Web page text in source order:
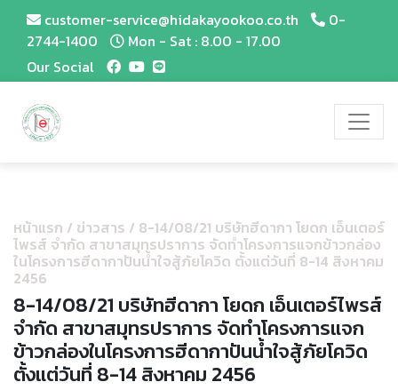
customer-service@hidakayookoo.co.th
0-
2744-1400
Mon - Sat : 8.00 - 17.00
Our Social
หน้าแรก / ข่าวสาร / 8-14/08/21 บริษัทฮีดากา โยดก เอ็นเตอร์
ไพรส์ จำกัด สาขาสมุทรปราการ จัดทำโครงการแจกข้าวกล่อง
ในโครงการฮีดากาปันน้ำใจสู้ภัยโควิด ตั้งแต่วันที่ 8-14 สิงหาคม
2456
8-14/08/21 บริษัทฮีดากา โยดก เอ็นเตอร์ไพรส์
จำกัด สาขาสมุทรปราการ จัดทำโครงการแจก
ข้าวกล่องในโครงการฮีดากาปันน้ำใจสู้ภัยโควิด
ตั้งแต่วันที่ 8-14 สิงหาคม 2456